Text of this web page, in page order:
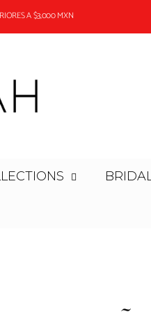
A $3,000 MXN
SUPERIOR A 2 SEMANAS